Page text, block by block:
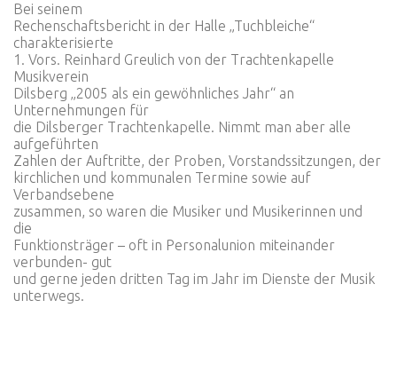
Bei seinem
Rechenschaftsbericht in der Halle „Tuchbleiche“
charakterisierte
1. Vors. Reinhard Greulich von der Trachtenkapelle
Musikverein
Dilsberg „2005 als ein gewöhnliches Jahr“ an
Unternehmungen für
die Dilsberger Trachtenkapelle. Nimmt man aber alle
aufgeführten
Zahlen der Auftritte, der Proben, Vorstandssitzungen, der
kirchlichen und kommunalen Termine sowie auf
Verbandsebene
zusammen, so waren die Musiker und Musikerinnen und
die
Funktionsträger – oft in Personalunion miteinander
verbunden- gut
und gerne jeden dritten Tag im Jahr im Dienste der Musik
unterwegs.